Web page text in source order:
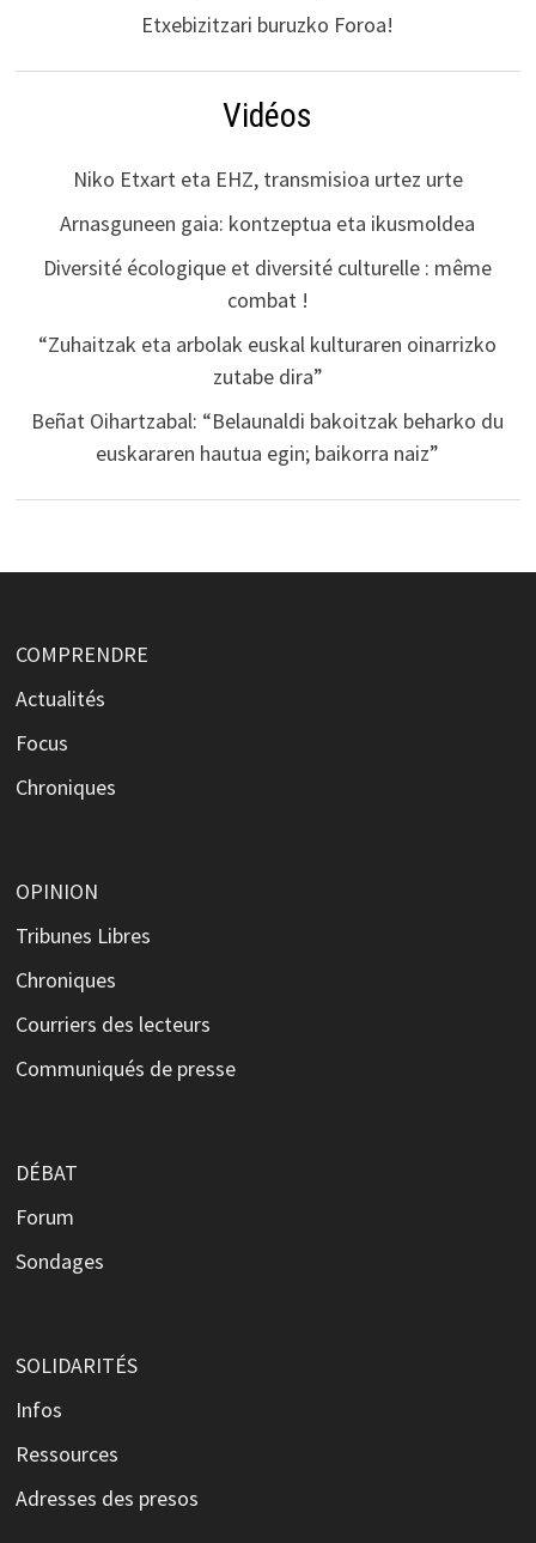
Etxebizitzari buruzko Foroa!
Vidéos
Niko Etxart eta EHZ, transmisioa urtez urte
Arnasguneen gaia: kontzeptua eta ikusmoldea
Diversité écologique et diversité culturelle : même
combat !
“Zuhaitzak eta arbolak euskal kulturaren oinarrizko
zutabe dira”
Beñat Oihartzabal: “Belaunaldi bakoitzak beharko du
euskararen hautua egin; baikorra naiz”
COMPRENDRE
Actualités
Focus
Chroniques
OPINION
Tribunes Libres
Chroniques
Courriers des lecteurs
Communiqués de presse
DÉBAT
Forum
Sondages
SOLIDARITÉS
Infos
Ressources
Adresses des presos